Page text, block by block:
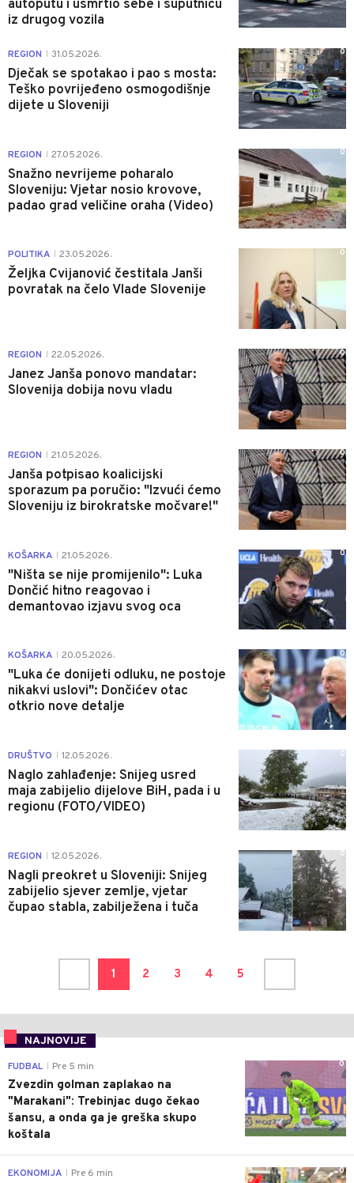
autoputu i usmrtio sebe i suputnicu
iz drugog vozila
REGION 31.05.2026.
Dječak se spotakao i pao s mosta:
Teško povrijeđeno osmogodišnje
dijete u Sloveniji
0
REGION 27.05.2026.
Snažno nevrijeme poharalo
Sloveniju: Vjetar nosio krovove,
padao grad veličine oraha (Video)
0
POLITIKA 23.05.2026.
Željka Cvijanović čestitala Janši
povratak na čelo Vlade Slovenije
0
REGION 22.05.2026.
Janez Janša ponovo mandatar:
Slovenija dobija novu vladu
0
REGION 21.05.2026.
Janša potpisao koalicijski
sporazum pa poručio: "Izvući ćemo
Sloveniju iz birokratske močvare!"
0
KOŠARKA 21.05.2026.
"Ništa se nije promijenilo": Luka
Dončić hitno reagovao i
demantovao izjavu svog oca
0
KOŠARKA 20.05.2026.
"Luka će donijeti odluku, ne postoje
nikakvi uslovi": Dončićev otac
otkrio nove detalje
0
DRUŠTVO 12.05.2026.
Naglo zahlađenje: Snijeg usred
maja zabijelio dijelove BiH, pada i u
regionu (FOTO/VIDEO)
0
REGION 12.05.2026.
Nagli preokret u Sloveniji: Snijeg
zabijelio sjever zemlje, vjetar
čupao stabla, zabilježena i tuča
0
1 2 3 4 5
NAJNOVIJE
0
FUDBAL Pre 5 min
Zvezdin golman zaplakao na
"Marakani": Trebinjac dugo čekao
šansu, a onda ga je greška skupo
koštala
0
EKONOMIJA Pre 6 min